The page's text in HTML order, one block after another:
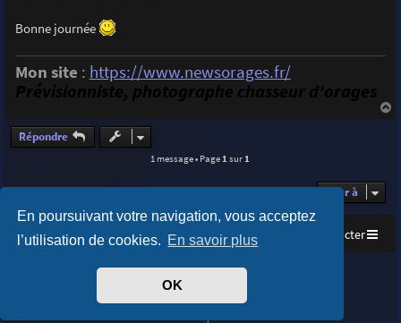
En poursuivant votre navigation, vous acceptez
l’utilisation de cookies. En savoir plus
OK
Bonne journée
Mon site : https://www.newsorages.fr/
Prévisionniste, photographe chasseur d'orages
a
Répondre
1 message • Page1sur1
Aller à
Accueil Index du forum Nous contacter
Purplexion style byIan Bradley
phpBB® Forum Software © phpBB Limited
Traduit parphpBB-fr.com